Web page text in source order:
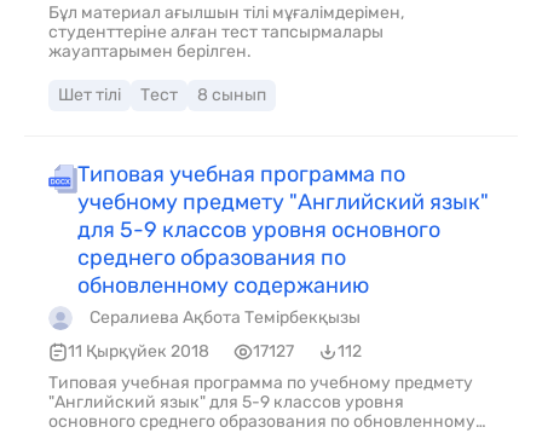
Бұл материал ағылшын тілі мұғалімдерімен,
студенттеріне алған тест тапсырмалары
жауаптарымен берілген.
Шет тілі Тест 8 сынып
Типовая учебная программа по
учебному предмету "Английский язык"
для 5-9 классов уровня основного
среднего образования по
обновленному содержанию
Сералиева Ақбота Темірбекқызы
11 Қырқүйек 2018
17127
112
Типовая учебная программа по учебному предмету
"Английский язык" для 5-9 классов уровня
основного среднего образования по обновленному